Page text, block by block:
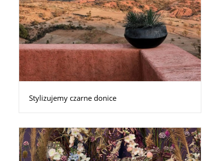
Stylizujemy czarne donice